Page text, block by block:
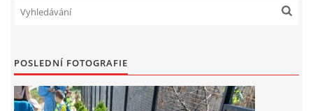
JAK PROBÍHÁ ADAPTACE V NAŠÍ DĚTSKÉ SKUPINĚ
VÝROČNÍ ZPRÁVY
POSLEDNÍ FOTOGRAFIE